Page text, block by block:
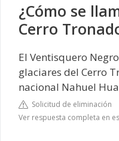
¿Cómo se
Cerro
El Ventisquero
glaciares del Cerro
nacional Nahuel
Solicitud de eliminación
Ver respuesta completa en